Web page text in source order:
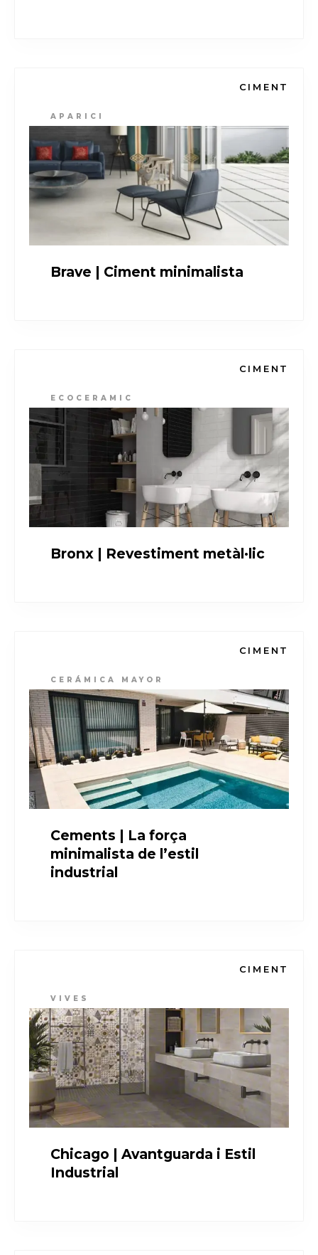
CIMENT
APARICI
Brave | Ciment minimalista
CIMENT
ECOCERAMIC
Bronx | Revestiment metàl·lic
CIMENT
CERÁMICA MAYOR
Cements | La força
minimalista de l’estil
industrial
CIMENT
VIVES
Chicago | Avantguarda i Estil
Industrial